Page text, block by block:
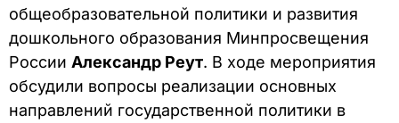
общеобразовательной политики и развития
дошкольного образования Минпросвещения
России Александр Реут. В ходе мероприятия
обсудили вопросы реализации основных
направлений государственной политики в